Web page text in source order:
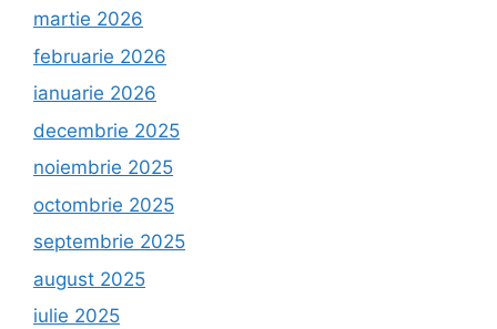
martie 2026
februarie 2026
ianuarie 2026
decembrie 2025
noiembrie 2025
octombrie 2025
septembrie 2025
august 2025
iulie 2025